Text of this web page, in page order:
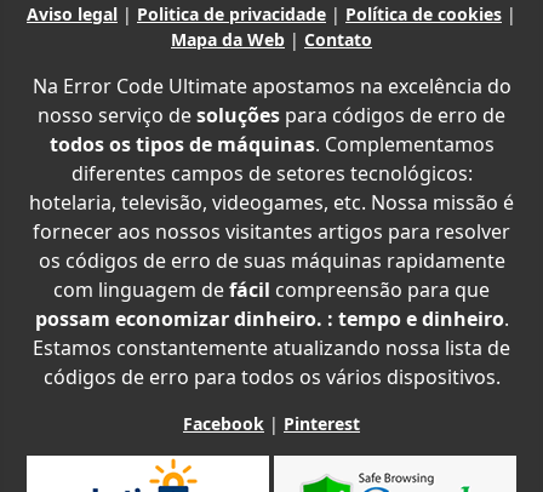
Aviso legal | Politica de privacidade | Política de cookies |
Mapa da Web | Contato
Na Error Code Ultimate apostamos na excelência do
nosso serviço desoluções para códigos de erro de
todos os tipos de máquinas. Complementamos
diferentes campos de setores tecnológicos:
hotelaria, televisão, videogames, etc. Nossa missão é
fornecer aos nossos visitantes artigos para resolver
os códigos de erro de suas máquinas rapidamente
com linguagem defácil compreensão para que
possam economizar dinheiro. : tempo e dinheiro.
Estamos constantemente atualizando nossa lista de
códigos de erro para todos os vários dispositivos.
Facebook | Pinterest